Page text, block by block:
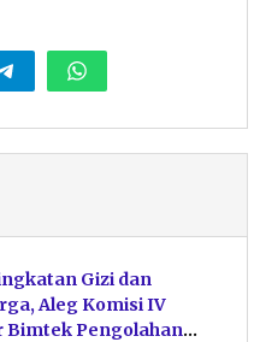
Gizi dan
Aleg Komisi IV
Bimtek Pengolahan